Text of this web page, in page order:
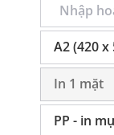
A2 (420
In 1 mặt
PP - in